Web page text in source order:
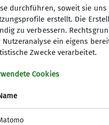
und frischt
und
die rechtlichen und
der JDAV und die
durchführen, soweit sie
erstellt. Die
zu verbessern.
Nutzeranalyse ein eigens
Zwecke verarbeitet.
Cookies